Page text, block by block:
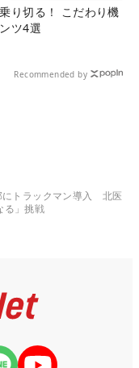
り切る！ こだわり機
ツ4選
Recommended by
にトラックマン導入 北医
る」挑戦